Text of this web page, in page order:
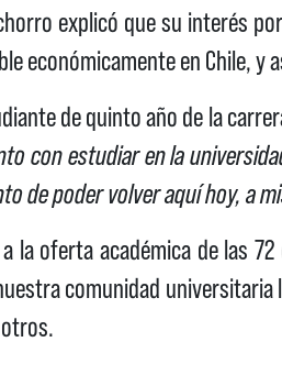
explicó que su interés
económicamente en Chile, y
de quinto año de la
con estudiar en la
de poder volver aquí hoy, a
oferta académica de las
comunidad